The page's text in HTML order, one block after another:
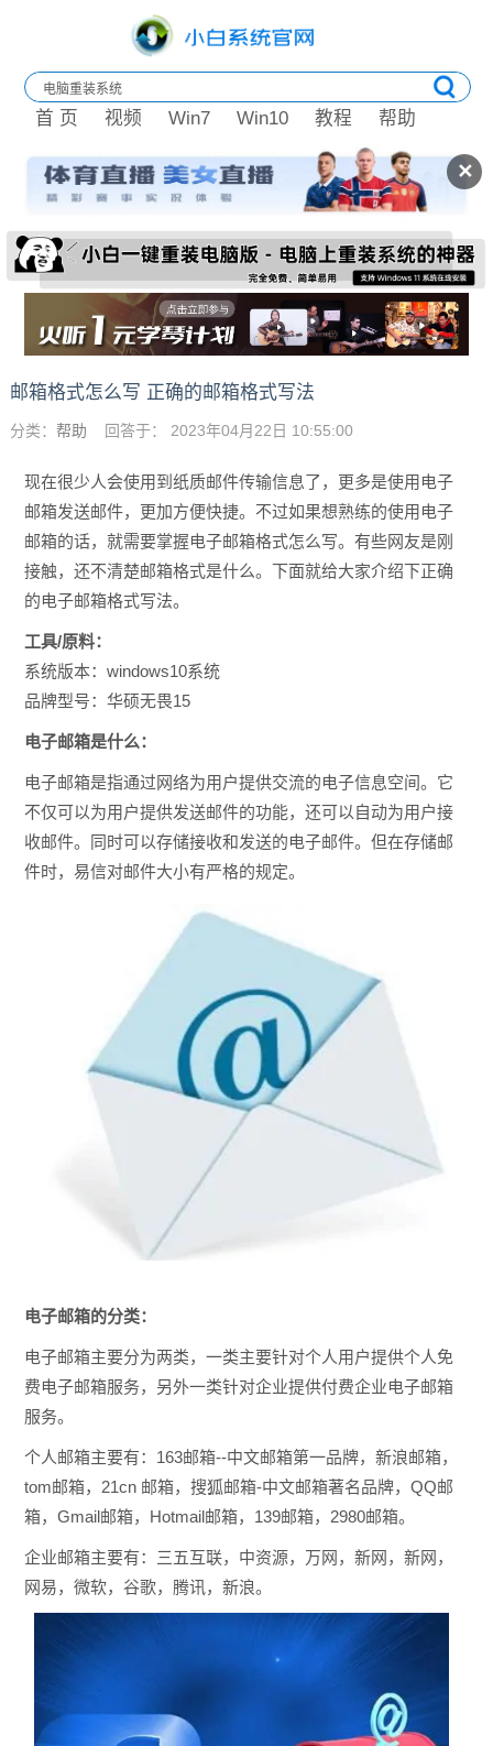
✕
首 页 视频 Win7 Win10 教程 帮助
邮箱格式怎么写 正确的邮箱格式写法
分类： 帮助 回答于： 2023年04月22日 10:55:00
现在很少人会使用到纸质邮件传输信息了，更多是使用电子
邮箱发送邮件，更加方便快捷。不过如果想熟练的使用电子
邮箱的话，就需要掌握电子邮箱格式怎么写。有些网友是刚
接触，还不清楚邮箱格式是什么。下面就给大家介绍下正确
的电子邮箱格式写法。
工具/原料：
系统版本：windows10系统
品牌型号：华硕无畏15
电子邮箱是什么：
电子邮箱是指通过网络为用户提供交流的电子信息空间。它
不仅可以为用户提供发送邮件的功能，还可以自动为用户接
收邮件。同时可以存储接收和发送的电子邮件。但在存储邮
件时，易信对邮件大小有严格的规定。
电子邮箱的分类：
电子邮箱主要分为两类，一类主要针对个人用户提供个人免
费电子邮箱服务，另外一类针对企业提供付费企业电子邮箱
服务。
个人邮箱主要有：163邮箱--中文邮箱第一品牌，新浪邮箱，
tom邮箱，21cn 邮箱，搜狐邮箱-中文邮箱著名品牌，QQ邮
箱，Gmail邮箱，Hotmail邮箱，139邮箱，2980邮箱。
企业邮箱主要有：三五互联，中资源，万网，新网，新网，
网易，微软，谷歌，腾讯，新浪。